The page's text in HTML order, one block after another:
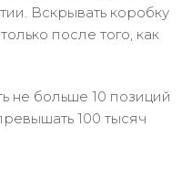
Вскрывать коробку
после того, как
не больше 10 позиций
100 тысяч